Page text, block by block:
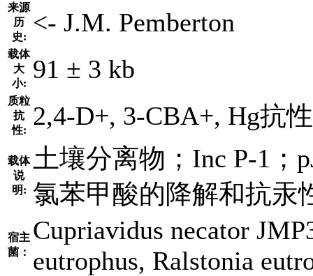
来源
历
史:
<- J.M. Pemberton
载体
大
小:
91 ± 3 kb
质粒
抗
性:
2,4-D+, 3-CBA+, Hg抗性
载体
说
明:
土壤分离物；Inc P-1；
氯苯甲酸的降解和抗汞
宿主
菌：
Cupriavidus necator
eutrophus, Ralstonia